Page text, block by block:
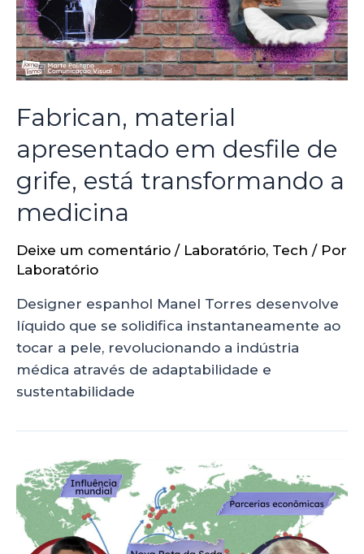
Fabrican, material
apresentado em desfile de
grife, está transformando a
medicina
Deixe um comentário / Laboratório, Tech / Por
Laboratório
Designer espanhol Manel Torres desenvolve
líquido que se solidifica instantaneamente ao
tocar a pele, revolucionando a indústria
médica através de adaptabilidade e
sustentabilidade